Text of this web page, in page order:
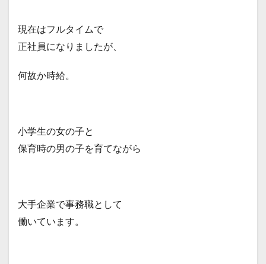
現在はフルタイムで
正社員になりましたが、
何故か時給。
小学生の女の子と
保育時の男の子を育てながら
大手企業で事務職として
働いています。